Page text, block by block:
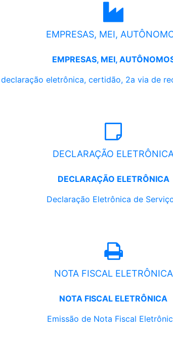
EMPRESAS, MEI,
EMPRESAS, MEI,
eletrônica, certidão, 2a via de
DECLARAÇÃO
DECLARAÇÃO ELETRÔNICA
Declaração Eletrônica de
NOTA FISCAL ELETRÔNICA
NOTA FISCAL ELETRÔNICA
Emissão de Nota Fiscal